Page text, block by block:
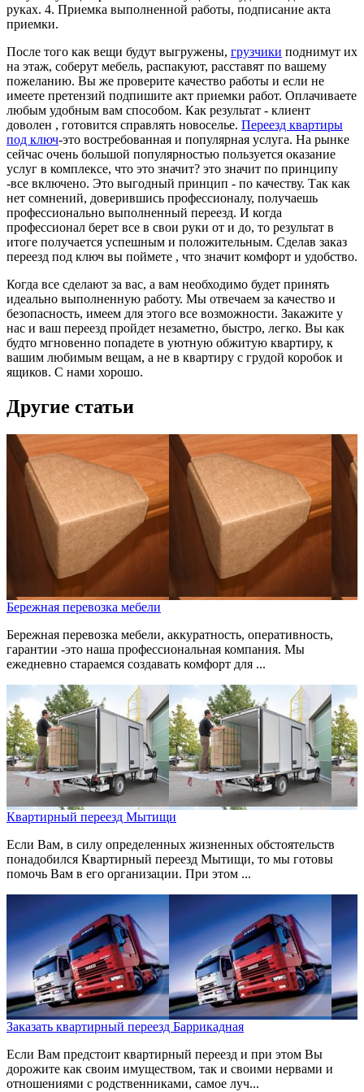
руках. 4. Приемка выполненной работы, подписание акта
приемки.
После того как вещи будут выгружены, грузчики поднимут их
на этаж, соберут мебель, распакуют, расставят по вашему
пожеланию. Вы же проверите качество работы и если не
имеете претензий подпишите акт приемки работ. Оплачиваете
любым удобным вам способом. Как результат - клиент
доволен , готовится справлять новоселье. Переезд квартиры
под ключ-это востребованная и популярная услуга. На рынке
сейчас очень большой популярностью пользуется оказание
услуг в комплексе, что это значит? это значит по принципу
-все включено. Это выгодный принцип - по качеству. Так как
нет сомнений, доверившись профессионалу, получаешь
профессионально выполненный переезд. И когда
профессионал берет все в свои руки от и до, то результат в
итоге получается успешным и положительным. Сделав заказ
переезд под ключ вы поймете , что значит комфорт и удобство.
Когда все сделают за вас, а вам необходимо будет принять
идеально выполненную работу. Мы отвечаем за качество и
безопасность, имеем для этого все возможности. Закажите у
нас и ваш переезд пройдет незаметно, быстро, легко. Вы как
будто мгновенно попадете в уютную обжитую квартиру, к
вашим любимым вещам, а не в квартиру с грудой коробок и
ящиков. С нами хорошо.
Другие статьи
Бережная перевозка мебели
Бережная перевозка мебели, аккуратность, оперативность,
гарантии -это наша профессиональная компания. Мы
ежедневно стараемся создавать комфорт для ...
Квартирный переезд Мытищи
Если Вам, в силу определенных жизненных обстоятельств
понадобился Квартирный переезд Мытищи, то мы готовы
помочь Вам в его организации. При этом ...
Заказать квартирный переезд Баррикадная
Если Вам предстоит квартирный переезд и при этом Вы
дорожите как своим имуществом, так и своими нервами и
отношениями с родственниками, самое луч...